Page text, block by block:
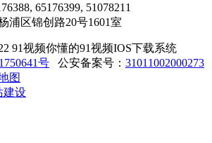
65176399, 51078211
杨浦区锦创路20号1601室
91视频你懂的91视频IOS下载系统
号 公安备案号： 31011002000273
图
建设